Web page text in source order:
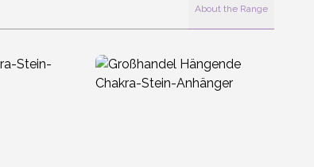
About the Range